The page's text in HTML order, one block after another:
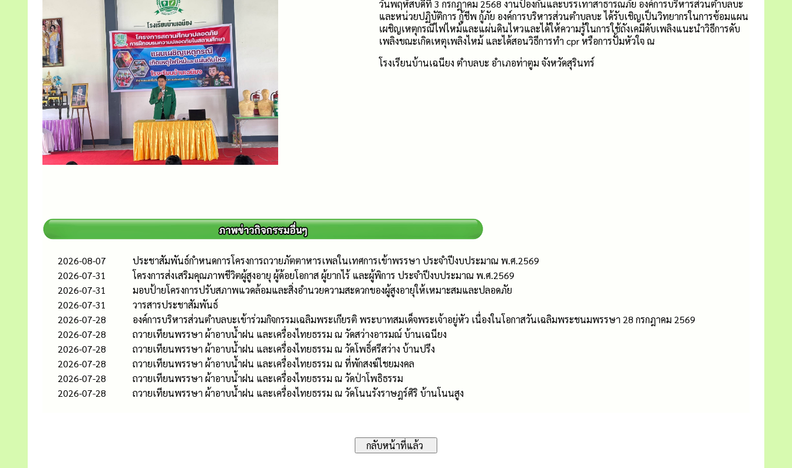
วันพฤหัสบดีที่ 3 กรกฎาคม 2568 งานป้องกันและบรรเทาสาธารณภัย องค์การบริหารส่วนตำบลบะ
และหน่วยปฏิบัติการ กู้ชีพ กู้ภัย องค์การบริหารส่วนตำบลบะ ได้รับเชิญเป็นวิทยากรในการซ้อมแผน
เผชิญเหตุกรณีไฟไหม้และแผ่นดินไหวและได้ให้ความรู้ในการใช้ถังเคมีดับเพลิงแนะนำวิธีการดับ
เพลิงขณะเกิดเหตุเพลิงไหม้ และได้สอนวิธีการทำ cpr หรือการปั้มหัวใจ ณ
โรงเรียนบ้านเฉนียง ตำบลบะ อำเภอท่าตูม จังหวัดสุรินทร์
2026-08-07
ประชาสัมพันธ์กำหนดการโครงการถวายภัตตาหารเพลในเทศการเข้าพรรษา ประจำปีงบประมาณ พ.ศ.2569
2026-07-31
โครงการส่งเสริมคุณภาพชีวิตผู้สูงอายุ ผู้ด้อยโอกาส ผู้ยากไร้ และผู้พิการ ประจำปีงบประมาณ พ.ศ.2569
2026-07-31
มอบป้ายโครงการปรับสภาพแวดล้อมและสิ่งอำนวยความสะดวกของผู้สูงอายุให้เหมาะสมและปลอดภัย
2026-07-31
วารสารประชาสัมพันธ์
2026-07-28
องค์การบริหารส่วนตำบลบะเข้าร่วมกิจกรรมเฉลิมพระเกียรติ พระบาทสมเด็จพระเจ้าอยู่หัว เนื่องในโอกาสวันเฉลิมพระชนมพรรษา 28 กรกฎาคม 2569
2026-07-28
ถวายเทียนพรรษา ผ้าอาบน้ำฝน และเครื่องไทยธรรม ณ วัดสว่างอารมณ์ บ้านเฉนียง
2026-07-28
ถวายเทียนพรรษา ผ้าอาบน้ำฝน และเครื่องไทยธรรม ณ วัดโพธิ์ศรีสว่าง บ้านปรีง
2026-07-28
ถวายเทียนพรรษา ผ้าอาบน้ำฝน และเครื่องไทยธรรม ณ ที่พักสงฆ์ไชยมงคล
2026-07-28
ถวายเทียนพรรษา ผ้าอาบน้ำฝน และเครื่องไทยธรรม ณ วัดป่าโพธิธรรม
2026-07-28
ถวายเทียนพรรษา ผ้าอาบน้ำฝน และเครื่องไทยธรรม ณ วัดโนนรังราษฎร์ศิริ บ้านโนนสูง